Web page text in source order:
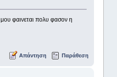
φαινεται πολυ φασον η
Απάντηση Παράθεση